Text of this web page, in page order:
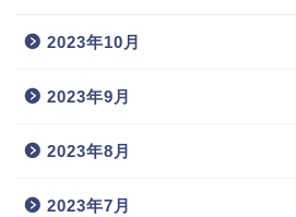
2023年10月
2023年9月
2023年8月
2023年7月